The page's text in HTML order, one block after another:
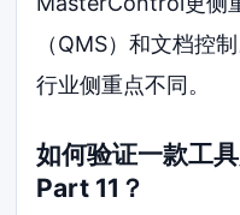
（QMS）和文档控
行业侧重点不同。
如何验证一款工
Part 11？